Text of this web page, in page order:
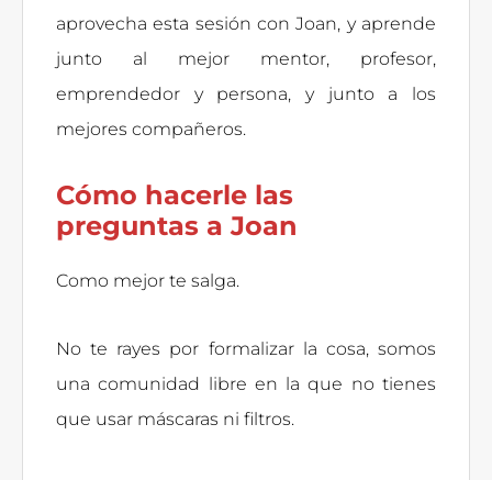
aprovecha esta sesión con Joan, y aprende
junto al mejor mentor, profesor,
emprendedor y persona, y junto a los
mejores compañeros.
Cómo hacerle las
preguntas a Joan
Como mejor te salga.
No te rayes por formalizar la cosa, somos
una comunidad libre en la que no tienes
que usar máscaras ni filtros.